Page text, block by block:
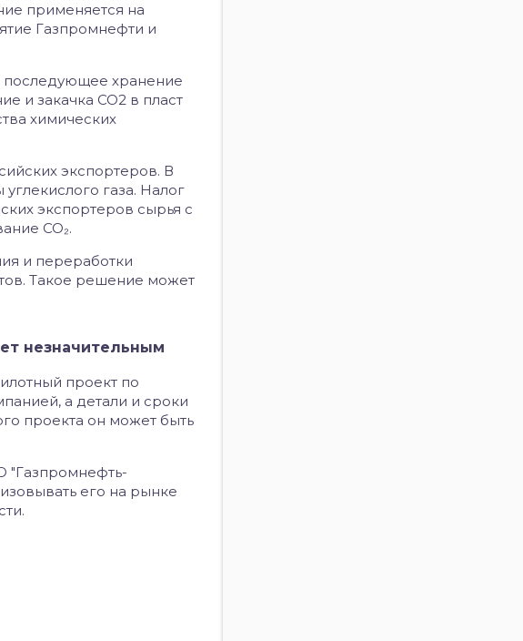
применяется на
Газпромнефти и
последующее хранение
и закачка СО2 в пласт
химических
экспортеров. В
газа. Налог
экспортеров сырья с
CO₂.
и переработки
Такое решение может
незначительным
проект по
а детали и сроки
проекта он может быть
"Газпромнефть-
его на рынке